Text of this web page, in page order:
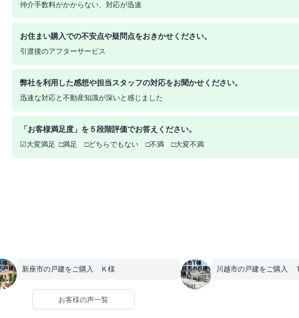
仲介手数料がかからない、対応が迅速
お住まい購入での不安点や疑問点をおきかせください。
引渡後のアフターサービス
弊社を利用した感想や担当スタッフの対応をお聞かせください。
迅速な対応と不動産知識が深いと感じました
「お客様満足度」を５段階評価でお答えください。
☑大変満足 □満足 □どちらでもない □不満 □大変不満
新座市の戸建をご購入 Ｋ様 川越市の戸建をご購入
お客様の声一覧